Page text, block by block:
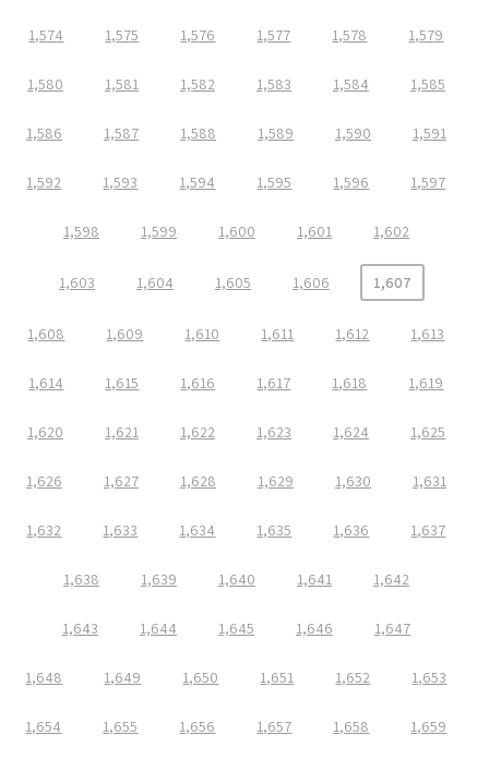
1,574 1,575 1,576 1,577 1,578 1,579
1,580 1,581 1,582 1,583 1,584 1,585
1,586 1,587 1,588 1,589 1,590 1,591
1,592 1,593 1,594 1,595 1,596 1,597
1,598 1,599 1,600 1,601 1,602
1,603 1,604 1,605 1,606 1,607
1,608 1,609 1,610 1,611 1,612 1,613
1,614 1,615 1,616 1,617 1,618 1,619
1,620 1,621 1,622 1,623 1,624 1,625
1,626 1,627 1,628 1,629 1,630 1,631
1,632 1,633 1,634 1,635 1,636 1,637
1,638 1,639 1,640 1,641 1,642
1,643 1,644 1,645 1,646 1,647
1,648 1,649 1,650 1,651 1,652 1,653
1,654 1,655 1,656 1,657 1,658 1,659